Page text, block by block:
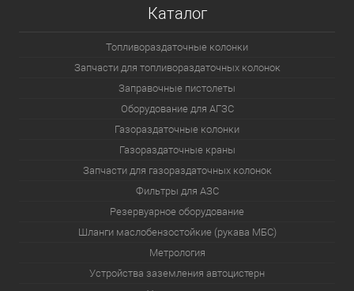
Каталог
Топливораздаточные колонки
Запчасти для топливораздаточных колонок
Заправочные пистолеты
Оборудование для АГЗС
Газораздаточные колонки
Газораздаточные краны
Запчасти для газораздаточных колонок
Фильтры для АЗС
Резервуарное оборудование
Шланги маслобензостойкие (рукава МБС)
Метрология
Устройства заземления автоцистерн